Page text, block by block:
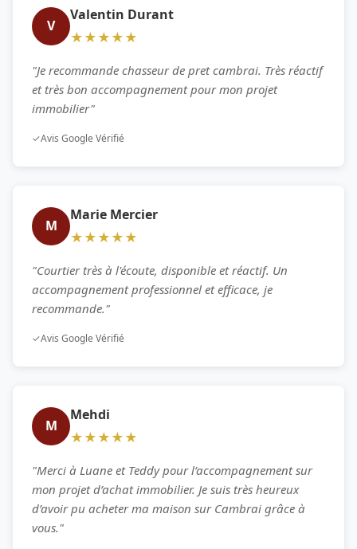
V
Valentin Durant
★★★★★
"Je recommande chasseur de pret cambrai. Très réactif
et très bon accompagnement pour mon projet
immobilier"
✓Avis Google Vérifié
M
Marie Mercier
★★★★★
"Courtier très à l'écoute, disponible et réactif. Un
accompagnement professionnel et efficace, je
recommande."
✓Avis Google Vérifié
M
Mehdi
★★★★★
"Merci à Luane et Teddy pour l’accompagnement sur
mon projet d’achat immobilier. Je suis très heureux
d’avoir pu acheter ma maison sur Cambrai grâce à
vous."